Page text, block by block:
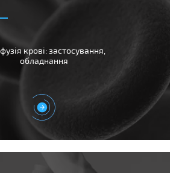
крові: застосування,
обладнання